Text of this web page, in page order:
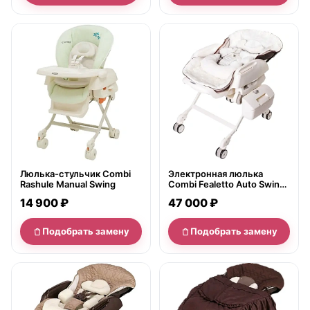
нет в продаже
Люлька-стульчик Combi
Rashule Manual Swing
14 900 ₽
Подобрать замену
нет в продаже
Электронная люлька
Combi Fealetto Auto Swing
47 000 ₽
Подобрать замену
нет в продаже нет в продаже